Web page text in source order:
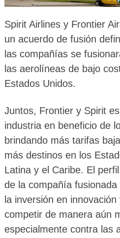
Spirit Airlines y Frontier
un acuerdo de fusión
las compañías se
las aerolíneas de bajo
Estados Unidos.
Juntos, Frontier y Spirit
industria en beneficio de
brindando más tarifas
más destinos en los
Latina y el Caribe. El
de la compañía
la inversión en
competir de manera aún
especialmente contra las